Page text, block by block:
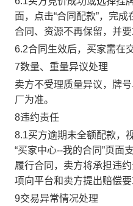
面，点击“合同配款”，完
合同、资源不再保留，并
6.2合同生效后，买家需在
7数量、重量异议处理
卖方不受理质量异议，牌
厂为准。
8违约责任
8.1买方逾期未全额配款，
“买家中心--我的合同”页面
履行合同，卖方将承担违
项向平台和卖方提出赔偿要
9交易异常情况处理